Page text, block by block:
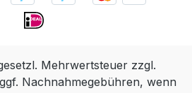
Mehrwertsteuer zzgl.
Nachnahmegebühren, wenn